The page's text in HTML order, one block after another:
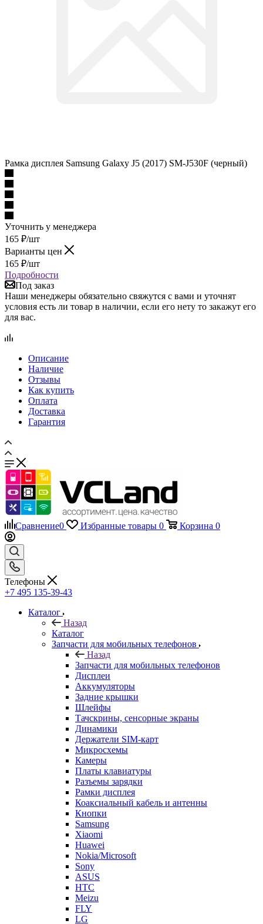
Рамка дисплея Samsung Galaxy J5 (2017) SM-J530F (черный)
Уточнить у менеджера
165 ₽/шт
Варианты цен
165 ₽/шт
Подробности
Под заказ
Наши менеджеры обязательно свяжутся с вами и уточнят
условия есть ли товар в наличии, если его нету то закажут его
для вас.
Описание
Наличие
Отзывы
Как купить
Оплата
Доставка
Гарантия
Сравнение0 Избранные товары 0 Корзина 0
Телефоны
+7 495 135-39-43
Каталог
Назад
Каталог
Запчасти для мобильных телефонов
Назад
Запчасти для мобильных телефонов
Дисплеи
Аккумуляторы
Задние крышки
Шлейфы
Тачскрины, сенсорные экраны
Динамики
Держатели SIM-карт
Микросхемы
Камеры
Платы клавиатуры
Разъемы зарядки
Рамки дисплея
Коаксиальный кабель и антенны
Кнопки
Samsung
Xiaomi
Huawei
Nokia/Microsoft
Sony
ASUS
HTC
Meizu
FLY
LG